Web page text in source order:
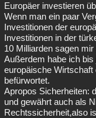
Europäer investieren
Wenn man ein paar
Investitionen der
Investitionen in der
10 Milliarden sagen
Außerdem habe ich
europäische
befürwortet.
Apropos Sicherheiten:
und gewährt auch als
Rechtssicherheit,also